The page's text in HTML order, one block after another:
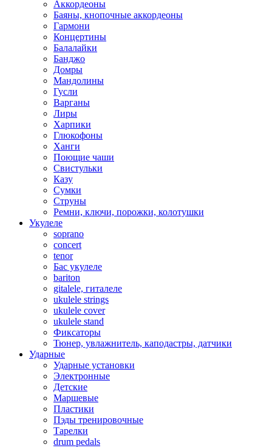
Аккордеоны
Баяны, кнопочные аккордеоны
Гармони
Концертины
Балалайки
Банджо
Домры
Мандолины
Гусли
Варганы
Лиры
Харпики
Глюкофоны
Ханги
Поющие чаши
Свистульки
Казу
Сумки
Струны
Ремни, ключи, порожки, колотушки
Укулеле
soprano
concert
tenor
Бас укулеле
bariton
gitalele, гиталеле
ukulele strings
ukulele cover
ukulele stand
Фиксаторы
Тюнер, увлажнитель, каподастры, датчики
Ударные
Ударные установки
Электронные
Детские
Маршевые
Пластики
Пэды тренировочные
Тарелки
drum pedals